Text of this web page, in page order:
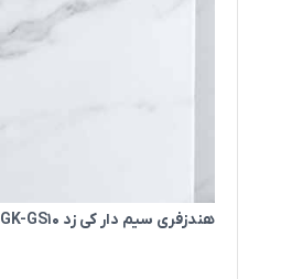
هندزفری سیم دار کی زد GK-GS10